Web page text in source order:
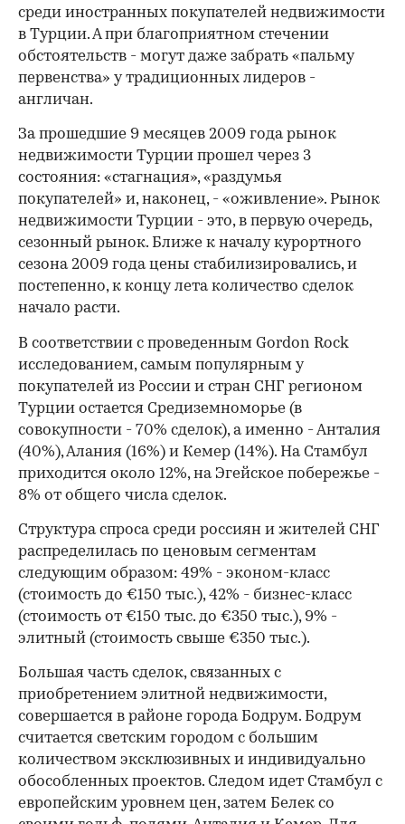
среди иностранных покупателей недвижимости
в Турции. А при благоприятном стечении
обстоятельств - могут даже забрать «пальму
первенства» у традиционных лидеров -
англичан.
За прошедшие 9 месяцев 2009 года рынок
недвижимости Турции прошел через 3
состояния: «стагнация», «раздумья
покупателей» и, наконец, - «оживление». Рынок
недвижимости Турции - это, в первую очередь,
сезонный рынок. Ближе к началу курортного
сезона 2009 года цены стабилизировались, и
постепенно, к концу лета количество сделок
начало расти.
В соответствии с проведенным Gordon Rock
исследованием, самым популярным у
покупателей из России и стран СНГ регионом
Турции остается Средиземноморье (в
совокупности - 70% сделок), а именно - Анталия
(40%), Алания (16%) и Кемер (14%). На Стамбул
приходится около 12%, на Эгейское побережье -
8% от общего числа сделок.
Структура спроса среди россиян и жителей СНГ
распределилась по ценовым сегментам
следующим образом: 49% - эконом-класс
(стоимость до €150 тыс.), 42% - бизнес-класс
(стоимость от €150 тыс. до €350 тыс.), 9% -
элитный (стоимость свыше €350 тыс.).
Большая часть сделок, связанных с
приобретением элитной недвижимости,
совершается в районе города Бодрум. Бодрум
считается светским городом с большим
количеством эксклюзивных и индивидуально
обособленных проектов. Следом идет Стамбул с
европейским уровнем цен, затем Белек со